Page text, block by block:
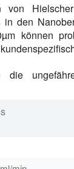
von
den
können
ungefähre